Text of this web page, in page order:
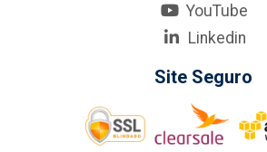
YouTube
Linkedin
Site Seguro